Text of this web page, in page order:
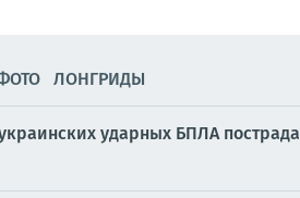
ЛОНГРИДЫ
ударных БПЛА